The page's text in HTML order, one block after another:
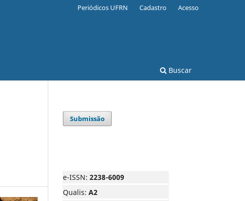
Buscar
Periódicos UFRN Cadastro Acesso
Submissão
e-ISSN: 2238-6009
Qualis: A2